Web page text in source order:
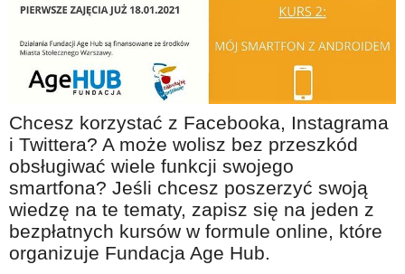
Na wesoło
Hobby i pasje
Żyj aktywnie
Dobra opieka
Warto naśladować
Coś dla ducha
Smacznie i zdrowo
O finansach i społeczeństwie - edukacja nie tylko dla 60plus
Chcesz korzystać z Facebooka, Instagrama
i Twittera? A może wolisz bez przeszkód
obsługiwać wiele funkcji swojego
smartfona? Jeśli chcesz poszerzyć swoją
wiedzę na te tematy, zapisz się na jeden z
bezpłatnych kursów w formule online, które
organizuje Fundacja Age Hub.